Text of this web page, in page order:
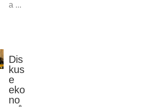
a ...
Dis
kus
e
eko
no